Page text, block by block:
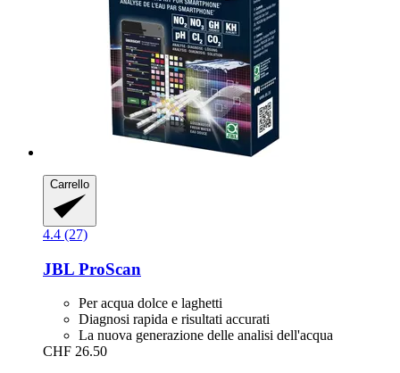
Carrello
4.4 (27)
JBL ProScan
Per acqua dolce e laghetti
Diagnosi rapida e risultati accurati
La nuova generazione delle analisi dell'acqua
CHF 26.50